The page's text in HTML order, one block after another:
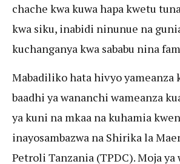
chache kwa kuwa hapa kwetu
kwa siku, inabidi ninunue na
kuchanganya kwa sababu nina
Mabadiliko hata hivyo yameanza
baadhi ya wananchi wameanza
ya kuni na mkaa na kuhamia
inayosambazwa na Shirika la
Petroli Tanzania (TPDC). Moja